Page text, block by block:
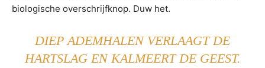
biologische overschrijfknop. Duw het.
DIEP ADEMHALEN VERLAAGT DE
HARTSLAG EN KALMEERT DE GEEST.